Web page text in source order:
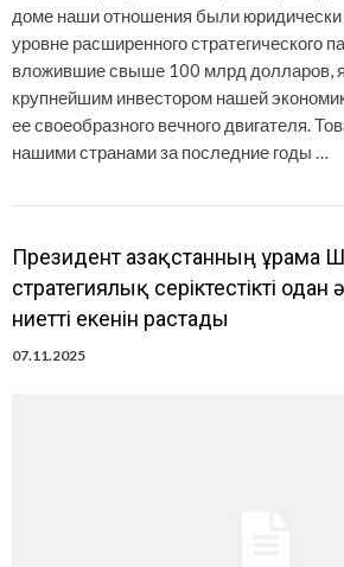
доме наши отношения были юридически
уровне расширенного стратегического
вложившие свыше 100 млрд долларов,
крупнейшим инвестором нашей
ее своеобразного вечного двигателя.
нашими странами за последние годы …
Президент Қазақстанның Құрама
стратегиялық серіктестікті одан
ниетті екенін растады
07.11.2025